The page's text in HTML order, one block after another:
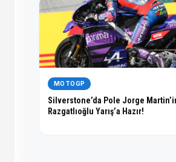
MOTOGP
Silverstone’da Pole Jorge
Razgatlıoğlu Yarış’a Hazır!